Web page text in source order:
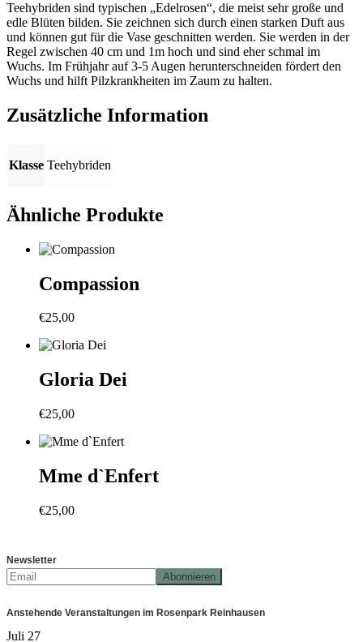
Teehybriden sind typischen „Edelrosen“, die meist sehr große und
edle Blüten bilden. Sie zeichnen sich durch einen starken Duft aus
und können gut für die Vase geschnitten werden. Sie werden in der
Regel zwischen 40 cm und 1m hoch und sind eher schmal im
Wuchs. Im Frühjahr auf 3-5 Augen herunterschneiden fördert den
Wuchs und hilft Pilzkrankheiten im Zaum zu halten.
Zusätzliche Information
Klasse Teehybriden
Ähnliche Produkte
Compassion
€25,00
Gloria Dei
€25,00
Mme d`Enfert
€25,00
Newsletter
Anstehende Veranstaltungen im Rosenpark Reinhausen
Juli 27